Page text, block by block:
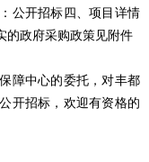
公开招标四、项目详情
的政府采购政策见附件
障中心的委托，对丰都
开招标，欢迎有资格的